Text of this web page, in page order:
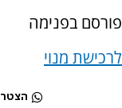
פורסם בפנימה
לרכישת מנוי